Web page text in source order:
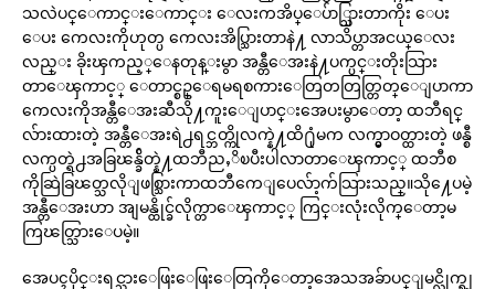
သလဲပင္ေကာင္းေကာင္း ေလးကအိပ္ေပ်ာ္သြားတာကိုး ေပး
ေပး ကေလးကိုဟုတ္ပ ကေလးအိပ္သြားတာနဲ႔ လာသိပ္တာအငယ္ေလး
လည္း ခိုးၾကည့္ေနတုန္းမွာ အန္တီေအးနဲ႔ပက္ပင္းတိုးသြား
တာေၾကာင့္ ေတာင္စဥ္ေရမရစကားေတြတတြတ္တြတ္ေျပာကာ
ကေလးကိုအန္တီေအးဆီသို႔ကူးေျပာင္းအေပးမွာေတာ့ ထဘီရင္
လ်ားထားတဲ့ အန္တီေအးရဲ႕ရင္ဘတ္ကိုလက္နဲ႔ထိ႐ုံမက လက္မွာဝတ္ထားတဲ့ ဖန္စီ
လက္ပတ္ရဲ႕အခြၽန္ခ်ိတ္နဲ႔ထဘီညႇိၿပီးပါလာတာေၾကာင့္ ထဘီစ
ကိုဆြဲခြၽတ္သလိုျဖစ္သြားကာထဘီကေျပေလ်ာ့က်သြားသည္။သို႔ေပမဲ့
အန္တီေအးဟာ အျမန္ထိုင္ခ်လိုက္တာေၾကာင့္ ကြင္းလုံးလိုက္ေတာ့မ
ကြၽတ္သြားေပမဲ့။
အေပၚပိုင္းရင္သားေဖြးေဖြးေတြကိုေတာ့အေသအခ်ာပင္ျမင္လိုက္ရျ